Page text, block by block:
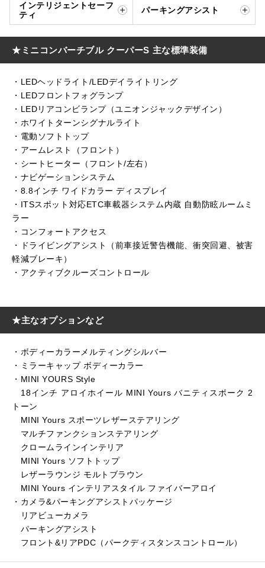
インテリジェントセーフ
ティ
パーキングアシスト
★ミニコンバーチブル クーパーS 主な標準装備
・LEDヘッドライト/LEDデイライトリング
・LEDフロントフォグランプ
・LEDリアコンビランプ（ユニオンジャックデザイン）
・ホワイトターンシグナルライト
・電動ソフトトップ
・アームレスト（フロント）
・シートヒーター（フロント/左右）
・ナビゲーションシステム
・8.8インチ ワイドカラー ディスプレイ
・ITSスポット対応ETC車載器システム内蔵 自動防眩ルームミ
ラー
・コンフォートアクセス
・ドライビングアシスト（前車接近警告機能、衝突回避、被害
軽減ブレーキ）
・アクティブクルーズコントロール
★主なオプションなど
・ボディーカラーメルティングシルバー
・ミラーキャップ ボディーカラー
・MINI YOURS Style
18インチ アロイホイール MINI Yours バニティスポーク 2
トーン
MINI Yours スポーツレザーステアリング
マルチファンクションステアリング
クロームラインインテリア
MINI Yours ソフトトップ
レザーラウンジ モルトブラウン
MINI Yours インテリアスタイル ファイバーアロイ
・カメラ&パーキングアシストパッケージ
リアビューカメラ
パーキングアシスト
フロント&リアPDC（パークディスタンスコントロール）